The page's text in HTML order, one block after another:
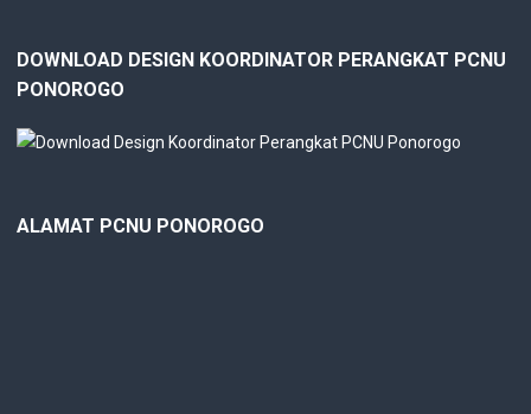
DOWNLOAD DESIGN KOORDINATOR PERANGKAT PCNU
PONOROGO
ALAMAT PCNU PONOROGO